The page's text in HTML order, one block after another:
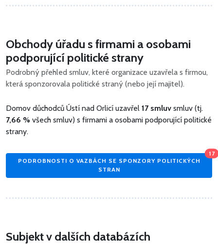
Obchody úřadu s firmami a osobami
podporující politické strany
Podrobný přehled smluv, které organizace uzavřela s firmou,
která sponzorovala politické straný (nebo její majitel).
Domov důchodců Ústí nad Orlicí uzavřel 17 smluv smluv (tj.
7,66 % všech smluv) s firmami a osobami podporující politické
strany.
PODROBNOSTI O VAZBÁCH SE SPONZORY POLITICKÝCH
STRAN
17
Subjekt v dalších databázích